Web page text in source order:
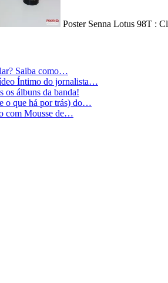
Poster Senna Lotus 98T :
Saiba como…
Íntimo do jornalista…
os álbuns da banda!
o que há por trás) do…
com Mousse de…